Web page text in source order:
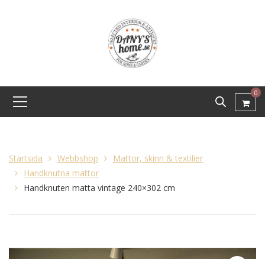
0
Startsida Webbshop
Mattor, skinn & textilier
Handknutna mattor
Handknuten matta vintage 240×302 cm